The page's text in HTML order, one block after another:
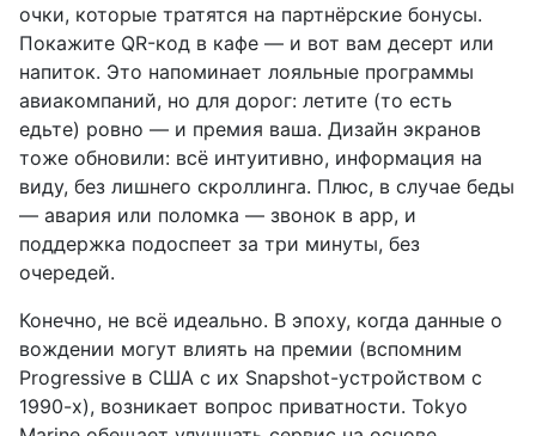
очки, которые тратятся на партнёрские бонусы.
Покажите QR-код в кафе — и вот вам десерт или
напиток. Это напоминает лояльные программы
авиакомпаний, но для дорог: летите (то есть
едьте) ровно — и премия ваша. Дизайн экранов
тоже обновили: всё интуитивно, информация на
виду, без лишнего скроллинга. Плюс, в случае беды
— авария или поломка — звонок в app, и
поддержка подоспеет за три минуты, без
очередей.
Конечно, не всё идеально. В эпоху, когда данные о
вождении могут влиять на премии (вспомним
Progressive в США с их Snapshot-устройством с
1990-х), возникает вопрос приватности. Tokyo